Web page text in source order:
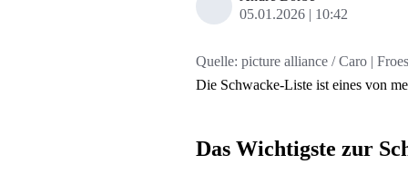
05.01.2026
10:42
Quelle: picture alliance / Caro |
Die Schwacke-Liste ist eines von
Das Wichtigste zur